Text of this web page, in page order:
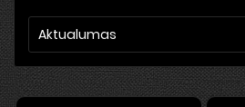
Aktualumas